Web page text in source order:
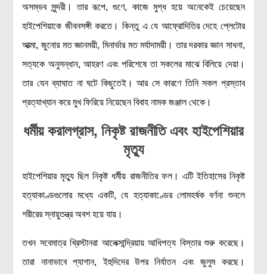
অসম্ভব সুন্দরী। তার রূপে, গুণে, কাজে মুগ্ধ হয়ে অনেকেই চেয়েছেন
হাইপেশিয়াকে জীবনসঙ্গী করতে। কিন্তু এ যে আফ্রোদিতির দেহে প্লেটোর
আত্মা, জুনোর মত জ্ঞানময়ী, মিনার্ভার মত মর্যাদাময়ী। তার দরকার জ্ঞান সাধনা,
সত্যকে অনুসন্ধান, আহরণ এবং পরিশেষে তা সকলের মাঝে বিলিয়ে দেয়া।
তার যেন ব্যাঘাত না ঘটে কিছুতেই। আর সে কারণে তিনি সকল প্রস্তাব
প্রত্যাখ্যান করে মুখ ফিরিয়ে নিয়েছেন বিবাহ নামক জঞ্জাল থেকে।
ধর্মীয় করালগ্রাস, নিকৃষ্ট রাজনীতি এবং হাইপেশিয়ার
মৃত্যু
হাইপেশিয়ার মৃত্যু ছিল নিকৃষ্ট ধর্মীয় রাজনীতির ফল। এটি ইতিহাসের নিকৃষ্ট
হত্যাকাণ্ডগুলোর মধ্যে একটি, যে হত্যাকাণ্ডের লোমহর্ষক বর্ণনা শুনলে
শরীরের স্নায়ুতন্ত্র অবশ হয়ে যায়।
তখন সবেমাত্র খ্রিস্টানরা আলেক্সান্দ্রিয়ায় আধিপত্য বিস্তার শুরু করেছে।
তারা নানাভাবে প্যাগান, ইহুদিদের উপর নির্যাতন এবং জুলুম করছে।